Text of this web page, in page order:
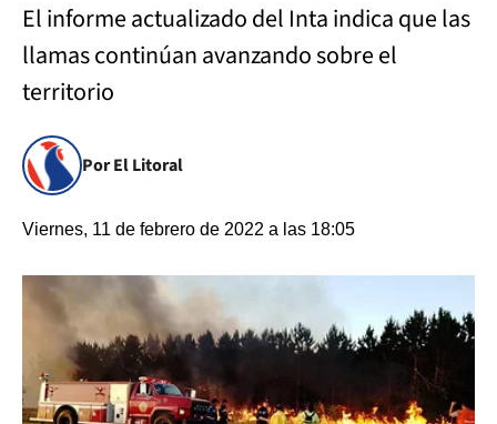
El informe actualizado del Inta indica que las
llamas continúan avanzando sobre el
territorio
Por El Litoral
Viernes, 11 de febrero de 2022 a las 18:05